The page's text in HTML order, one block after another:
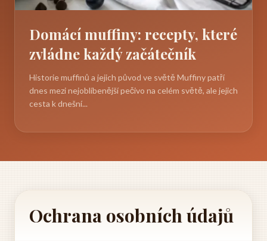
Domácí muffiny: recepty, které
zvládne každý začátečník
Historie muffinů a jejich původ ve světě Muffiny patří
dnes mezi nejoblíbenější pečivo na celém světě, ale jejich
cesta k dnešní...
Ochrana osobních údajů